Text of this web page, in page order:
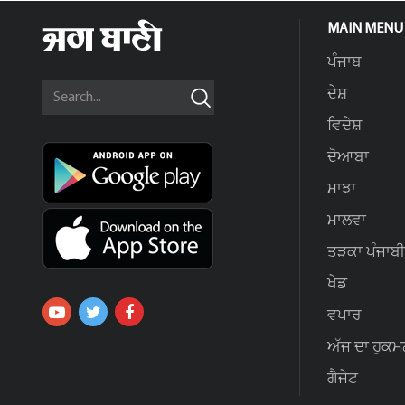
MAIN MENU
ਪੰਜਾਬ
ਦੇਸ਼
ਵਿਦੇਸ਼
ਦੋਆਬਾ
ਮਾਝਾ
ਮਾਲਵਾ
ਤੜਕਾ ਪੰਜਾਬੀ
ਖੇਡ
ਵਪਾਰ
ਅੱਜ ਦਾ
ਗੈਜੇਟ